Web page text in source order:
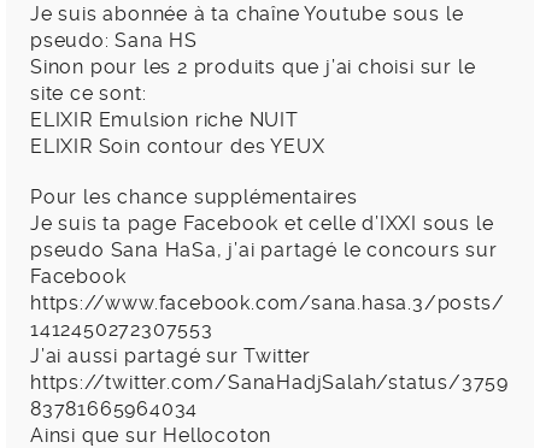
Je suis abonnée à ta chaîne Youtube sous le
pseudo: Sana HS
Sinon pour les 2 produits que j’ai choisi sur le
site ce sont:
ELIXIR Emulsion riche NUIT
ELIXIR Soin contour des YEUX
Pour les chance supplémentaires
Je suis ta page Facebook et celle d’IXXI sous le
pseudo Sana HaSa, j’ai partagé le concours sur
Facebook
https://www.facebook.com/sana.hasa.3/posts/
1412450272307553
J’ai aussi partagé sur Twitter
https://twitter.com/SanaHadjSalah/status/3759
83781665964034
Ainsi que sur Hellocoton